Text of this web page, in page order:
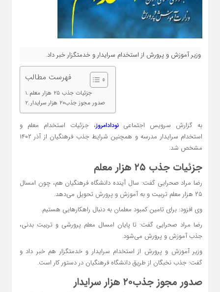
وزیر آموزش و پرورش از استخدام سرایدار و خدمتگزار خبر داد.
فهرست مطالب
جزئیات جذب ۲۵ هزار معلم
صدور مجوز جذب۲۰ هزار سرایدار
به گزارش سرویس اجتماعینودادامروز، جزئیات استخدام معلم و
استخدام سرایدار مدرسه و همچنین شرایط جذب فرهنگیان از آذر ۱۴۰۲
مشخص شد.
جزئیات جذب ۲۵ هزار معلم
رضا مراد صحرایی گفت: سال آینده دانشگاه فرهنگیان هم، چون امسال
۲۵ هزار معلم تربیت و به آموزش و پرورش تحویل می‌دهد.
وی افزود: برای تامین کمبود معلمان به دنبال راهکار‌هایی هستیم.
رضا مراد صحرایی گفت: تا پایان امسال معلم پرورشی و تربیت بدنی،
جذب آموزش و پرورش می‌شود.
وزیر آموزش و پرورش از استخدام سرایدار و خدمتگزار هم خبر داد و
گفت: جذب نخبگان از طریق دانشگاه فرهنگیان در دستور کار است.
صدور مجوز جذب۲۰ هزار سرایدار